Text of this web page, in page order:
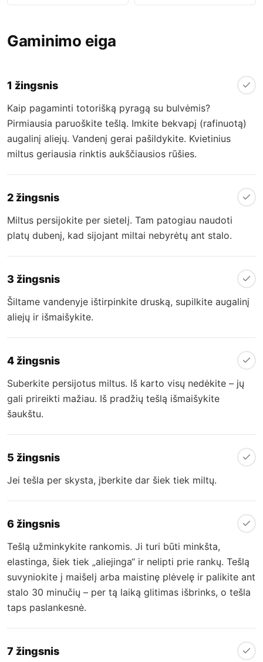
Gaminimo eiga
1 žingsnis
Kaip pagaminti totorišką pyragą su bulvėmis?
Pirmiausia paruoškite tešlą. Imkite bekvapį (rafinuotą)
augalinį aliejų. Vandenį gerai pašildykite. Kvietinius
miltus geriausia rinktis aukščiausios rūšies.
2 žingsnis
Miltus persijokite per sietelį. Tam patogiau naudoti
platų dubenį, kad sijojant miltai nebyrėtų ant stalo.
3 žingsnis
Šiltame vandenyje ištirpinkite druską, supilkite augalinį
aliejų ir išmaišykite.
4 žingsnis
Suberkite persijotus miltus. Iš karto visų nedėkite – jų
gali prireikti mažiau. Iš pradžių tešlą išmaišykite
šaukštu.
5 žingsnis
Jei tešla per skysta, įberkite dar šiek tiek miltų.
6 žingsnis
Tešlą užminkykite rankomis. Ji turi būti minkšta,
elastinga, šiek tiek „aliejinga“ ir nelipti prie rankų. Tešlą
suvyniokite į maišelį arba maistinę plėvelę ir palikite ant
stalo 30 minučių – per tą laiką glitimas išbrinks, o tešla
taps paslankesnė.
7 žingsnis